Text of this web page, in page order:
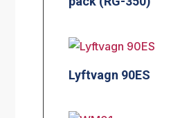
Lyftvagn 90ES